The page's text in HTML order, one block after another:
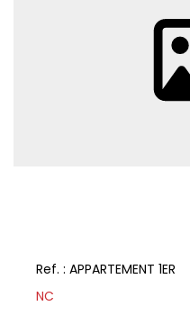
Ref. : APPARTEMENT 1ER
NC